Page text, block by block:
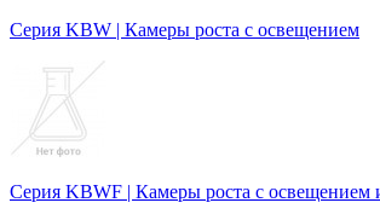
Серия KBW | Камеры роста с освещением
Серия KBWF | Камеры роста с освещением